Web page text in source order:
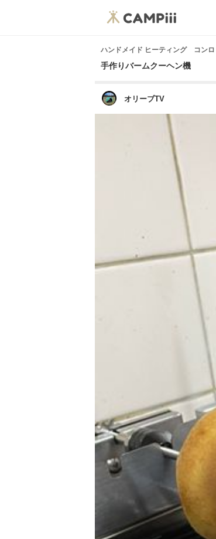
ハンドメイド ヒーティング コンロ
手作りバームクーヘン機
オリーブTV